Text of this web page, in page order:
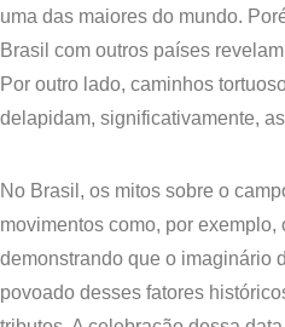
uma das maiores do mundo.
Brasil com outros países
Por outro lado, caminhos
delapidam, significativamente,
​No Brasil, os mitos sobre o
movimentos como, por exemplo,
demonstrando que o imaginário
povoado desses fatores